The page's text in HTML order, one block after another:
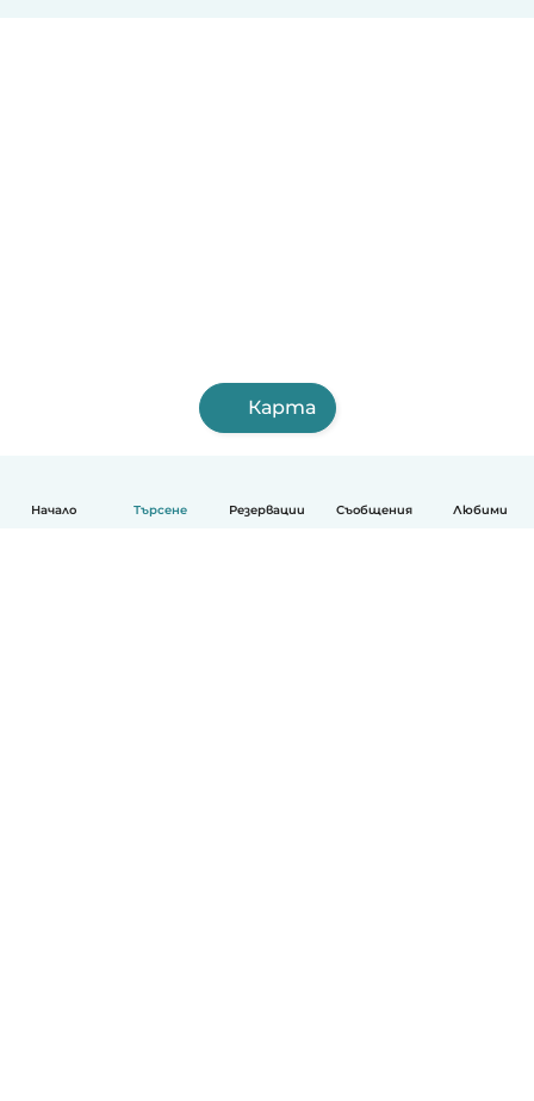
Начало Търсене Резервации Съобщения Любими
Карта